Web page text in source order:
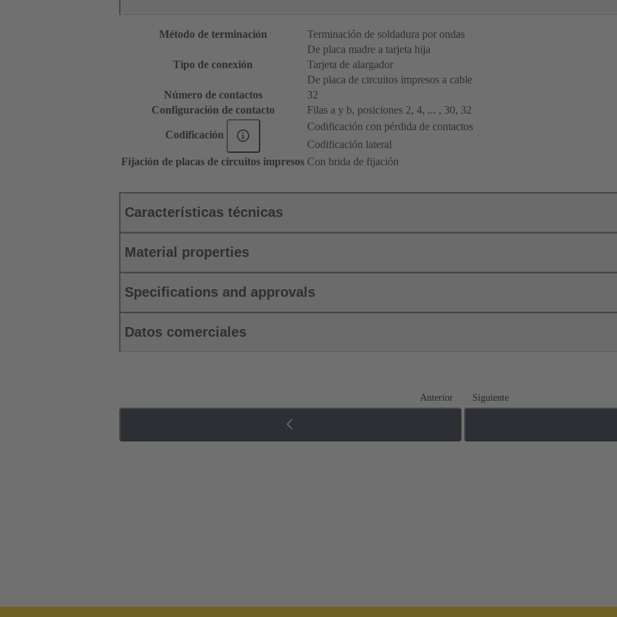
Método de terminación Terminación de soldadura por ondas
Tipo de conexión
De placa madre a tarjeta hija
Tarjeta de alargador
De placa de circuitos impresos a cable
Número de contactos
32
Configuración de contacto
Filas a y b, posiciones 2, 4, ... , 30, 32
Codificación
Codificación con pérdida de contactos
Codificación lateral
Fijación de placas de circuitos impresos Con brida de fijación
Características técnicas
Material properties
Specifications and approvals
Datos comerciales
Anterior Siguiente